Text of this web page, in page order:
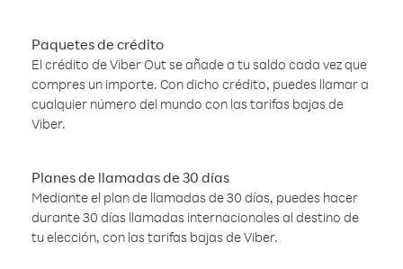
Paquetes de crédito
El crédito de Viber Out se añade a tu saldo cada vez que
compres un importe. Con dicho crédito, puedes llamar a
cualquier número del mundo con las tarifas bajas de
Viber.
Planes de llamadas de 30 días
Mediante el plan de llamadas de 30 días, puedes hacer
durante 30 días llamadas internacionales al destino de
tu elección, con las tarifas bajas de Viber.